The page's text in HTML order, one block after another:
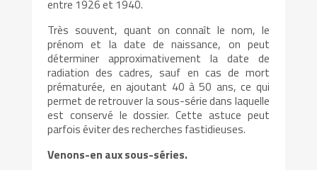
entre 1926 et 1940.
Très souvent, quant on connaît le nom, le
prénom et la date de naissance, on peut
déterminer approximativement la date de
radiation des cadres, sauf en cas de mort
prématurée, en ajoutant 40 à 50 ans, ce qui
permet de retrouver la sous-série dans laquelle
est conservé le dossier. Cette astuce peut
parfois éviter des recherches fastidieuses.
Venons-en aux sous-séries.